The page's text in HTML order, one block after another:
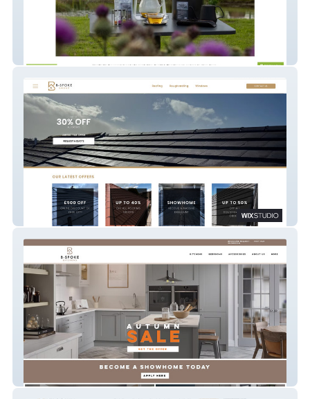
Scottish Tea House
B-spoke Group